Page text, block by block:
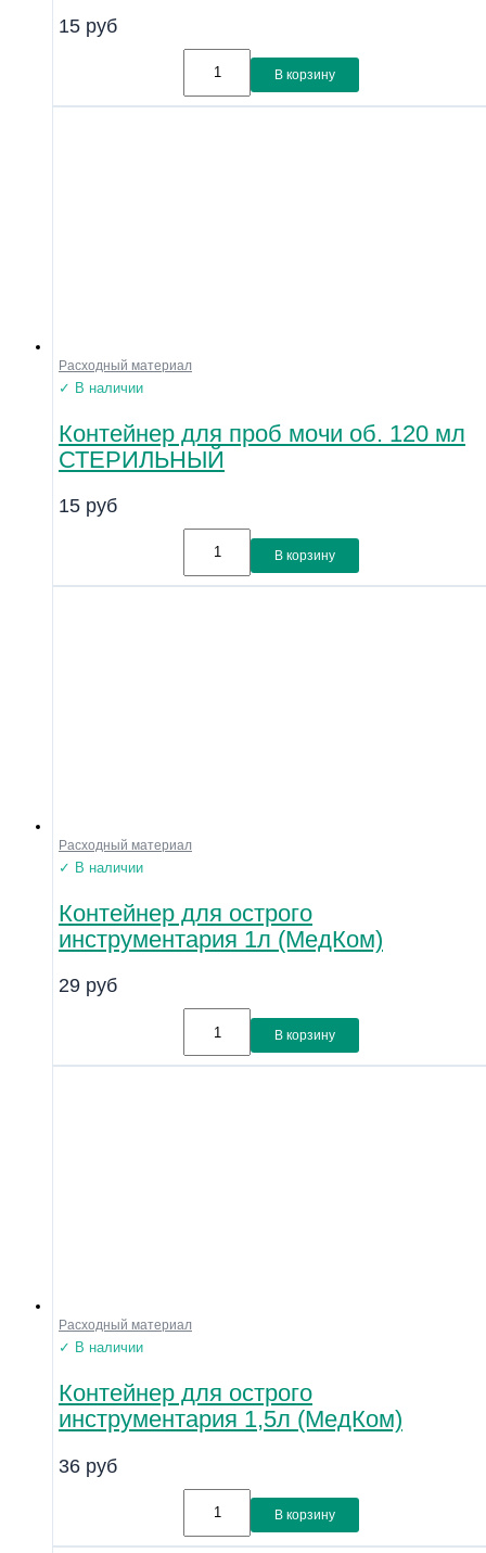
15 руб
В корзину
Расходный материал
✓ В наличии
Контейнер для проб мочи об. 120 мл
СТЕРИЛЬНЫЙ
15 руб
В корзину
Расходный материал
✓ В наличии
Контейнер для острого
инструментария 1л (МедКом)
29 руб
В корзину
Расходный материал
✓ В наличии
Контейнер для острого
инструментария 1,5л (МедКом)
36 руб
В корзину